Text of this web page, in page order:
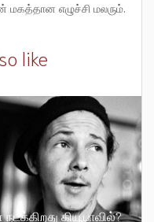
மகத்தான எழுச்சி மலரும்.
like
கியூபாவில்?